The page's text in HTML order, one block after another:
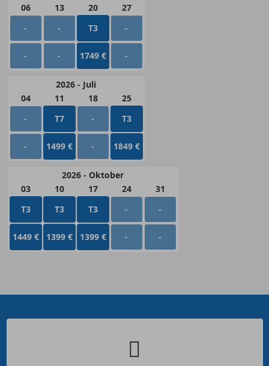
06
13 20
27
-
- T3 -
- - 1749 € -
2026 - Juli
04
11 18
25
-
T7 - T3
- 1499 € - 1849 €
2026 - Oktober
03
10 17 24
31
T3
T3 T3 - -
1449 € 1399 € 1399 € - -